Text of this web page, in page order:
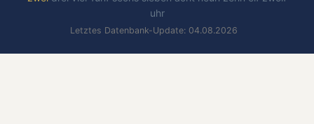
uhr
Letztes Datenbank-Update: 04.08.2026